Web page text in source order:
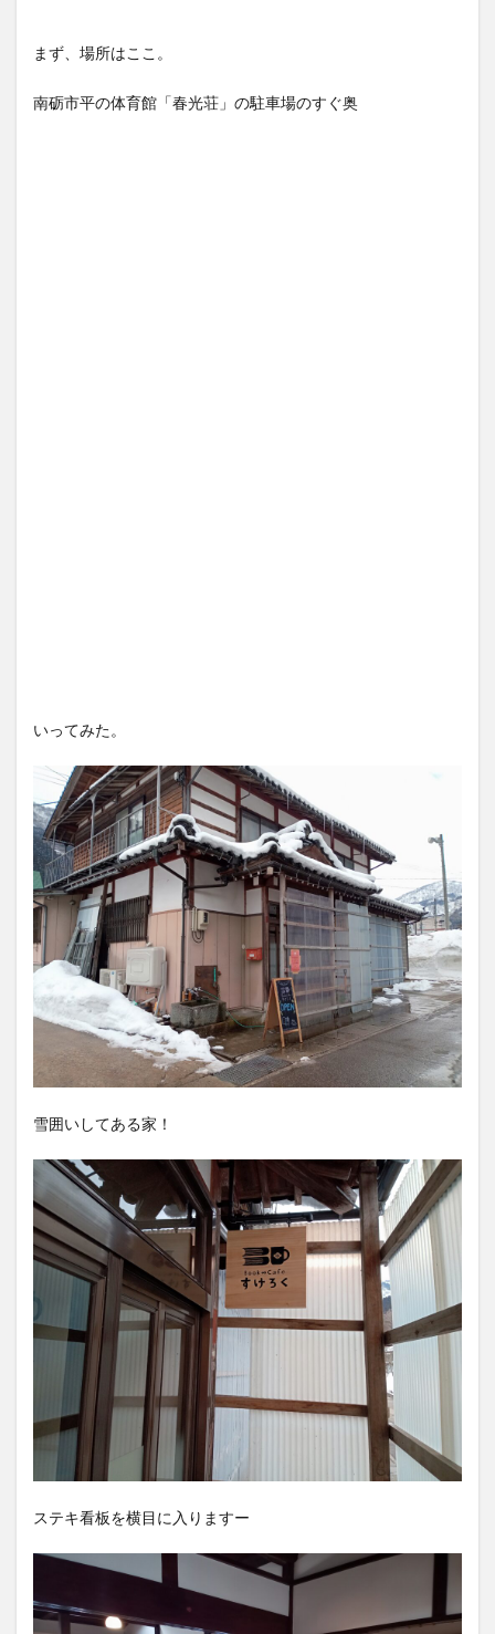
まず、場所はここ。
南砺市平の体育館「春光荘」の駐車場のすぐ奥
いってみた。
雪囲いしてある家！
ステキ看板を横目に入りますー